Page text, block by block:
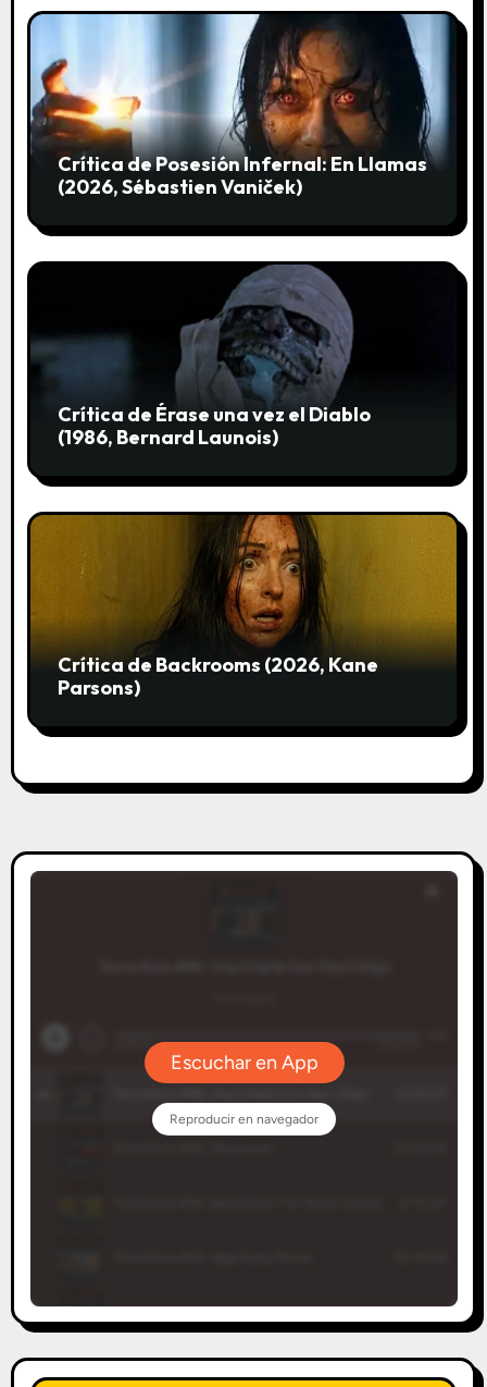
e
n
t
r
d
s
Crítica de Posesión Infernal: En Llamas
(2026, Sébastien Vaniček)
Crítica de Érase una vez el Diablo
(1986, Bernard Launois)
Crítica de Backrooms (2026, Kane
Parsons)